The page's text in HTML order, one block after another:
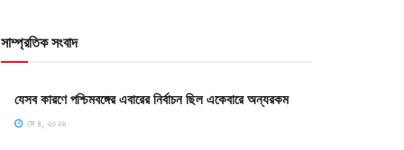
সাম্প্রতিক সংবাদ
যেসব কারণে পশ্চিমবঙ্গের এবারের নির্বাচন ছিল একেবারে অন্যরকম
মে ৪, ২০২৬